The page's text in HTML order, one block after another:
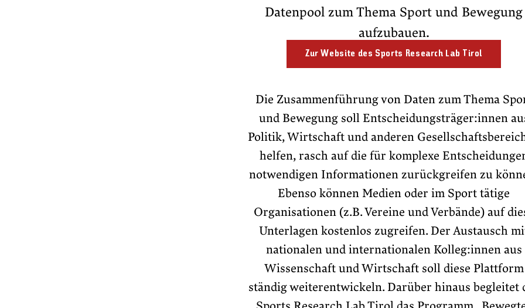
Datenpool zum Thema Sport und Bewegung
aufzubauen.
Zur Website des Sports Research Lab Tirol
Die Zusammenführung von Daten zum Thema
und Bewegung soll Entscheidungsträger:innen
Politik, Wirtschaft und anderen
helfen, rasch auf die für komplexe
notwendigen Informationen zurückgreifen zu
Ebenso können Medien oder im Sport tätige
Organisationen (z.B. Vereine und Verbände) auf
Unterlagen kostenlos zugreifen. Der Austausch
nationalen und internationalen Kolleg:innen aus
Wissenschaft und Wirtschaft soll diese Plattform
ständig weiterentwickeln. Darüber hinaus begleitet